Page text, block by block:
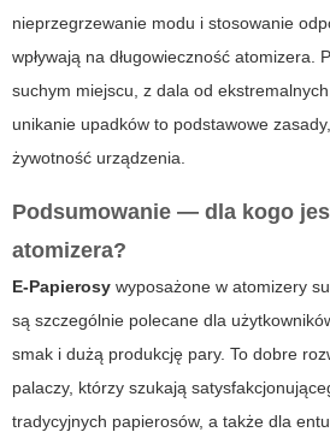
nieprzegrzewanie modu i stosowanie
wpływają na długowieczność atomizera.
suchym miejscu, z dala od
unikanie upadków to podstawowe
żywotność urządzenia.
Podsumowanie — dla kogo
atomizera?
E-Papierosy wyposażone w atomizery
są szczególnie polecane dla
smak i dużą produkcję pary. To dobre
palaczy, którzy szukają
tradycyjnych papierosów, a także dla